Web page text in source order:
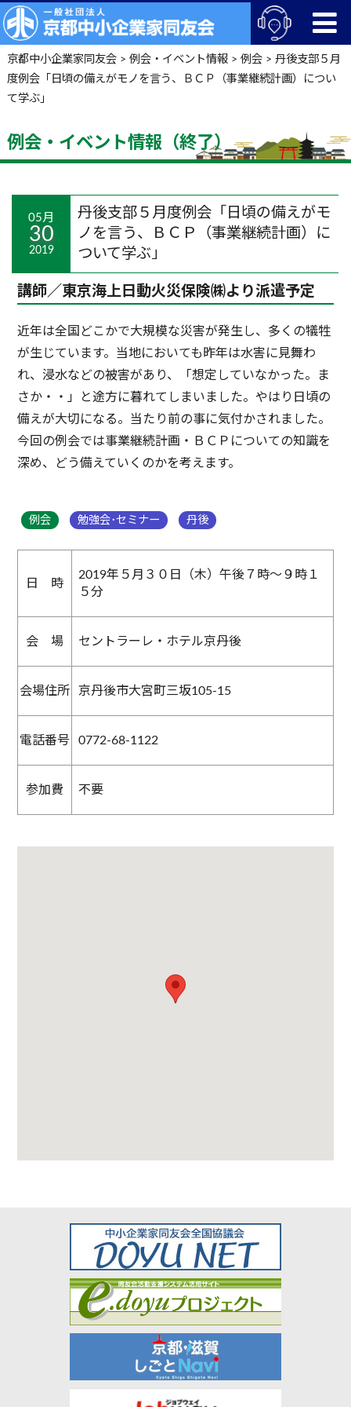
京都中小企業家同友会> 例会・イベント情報> 例会> 丹後支部５月
度例会「日頃の備えがモノを言う、ＢＣＰ（事業継続計画）につい
て学ぶ」
例会・イベント情報（終了）
05月
30
2019
丹後支部５月度例会「日頃の備えがモ
ノを言う、ＢＣＰ（事業継続計画）に
ついて学ぶ」
講師／東京海上日動火災保険㈱より派遣予定
近年は全国どこかで大規模な災害が発生し、多くの犠牲
が生じています。当地においても昨年は水害に見舞わ
れ、浸水などの被害があり、「想定していなかった。ま
さか・・」と途方に暮れてしまいました。やはり日頃の
備えが大切になる。当たり前の事に気付かされました。
今回の例会では事業継続計画・ＢＣＰについての知識を
深め、どう備えていくのかを考えます。
例会 勉強会･セミナー 丹後
日 時
2019年５月３０日（木）午後７時～９時１
５分
会 場 セントラーレ・ホテル京丹後
会場住所 京丹後市大宮町三坂105-15
電話番号 0772-68-1122
参加費 不要